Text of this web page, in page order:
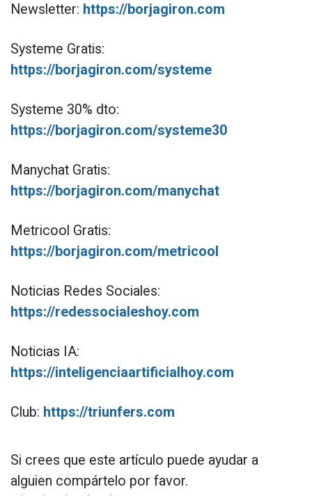
Newsletter: https://borjagiron.com
Systeme Gratis:
https://borjagiron.com/systeme
Systeme 30% dto:
https://borjagiron.com/systeme30
Manychat Gratis:
https://borjagiron.com/manychat
Metricool Gratis:
https://borjagiron.com/metricool
Noticias Redes Sociales:
https://redessocialeshoy.com
Noticias IA:
https://inteligenciaartificialhoy.com
Club: https://triunfers.com
Si crees que este artículo puede ayudar a
alguien compártelo por favor.